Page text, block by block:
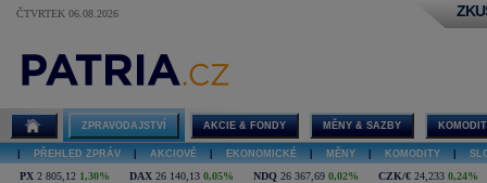
ČTVRTEK 06.08.2026
ZPRAVODAJSTVÍ AKCIE & FONDY MĚNY & SAZBY
PŘEHLED ZPRÁV AKCIOVÉ EKONOMICKÉ MĚNY KOMODITY
PX 2 805,12 1,30% DAX 26 140,13 0,05% NDQ 26 367,69 0,02% CZK/€ 24,233 0,24%